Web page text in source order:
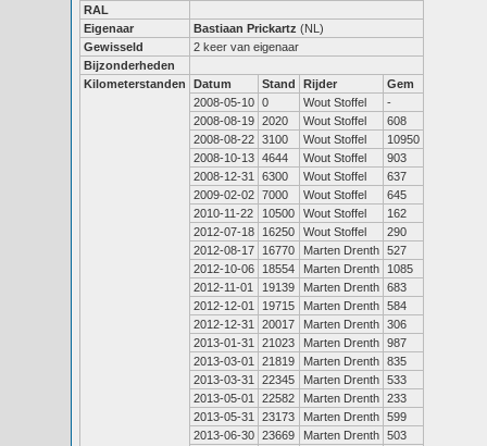
RAL
Eigenaar
Bastiaan Prickartz (NL)
Gewisseld
2 keer van eigenaar
Bijzonderheden
Kilometerstanden
Datum Stand Rijder
Gem
2008-05-10 0 Wout Stoffel
-
2008-08-19 2020 Wout Stoffel
608
2008-08-22 3100 Wout Stoffel
10950
2008-10-13 4644 Wout Stoffel
903
2008-12-31
6300 Wout Stoffel
637
2009-02-02 7000 Wout Stoffel
645
2010-11-22
10500 Wout Stoffel
162
2012-07-18
16250 Wout Stoffel
290
2012-08-17
16770 Marten Drenth 527
2012-10-06
18554 Marten Drenth
1085
2012-11-01
19139 Marten Drenth 683
2012-12-01
19715 Marten Drenth 584
2012-12-31
20017 Marten Drenth 306
2013-01-31
21023 Marten Drenth 987
2013-03-01
21819 Marten Drenth 835
2013-03-31
22345 Marten Drenth 533
2013-05-01
22582 Marten Drenth 233
2013-05-31
23173 Marten Drenth 599
2013-06-30 23669 Marten Drenth 503